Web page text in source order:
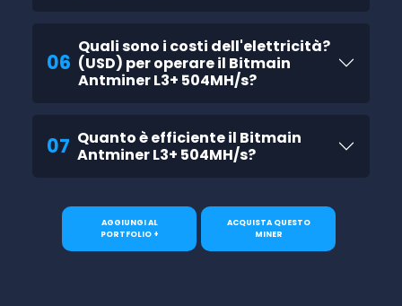
06
Quali sono i costi dell'elettricità?
(USD) per operare il Bitmain
Antminer L3+ 504MH/s?
07 Quanto è efficiente il Bitmain
Antminer L3+ 504MH/s?
AGGIUNGI AL
PORTFOLIO +
ACQUISTA QUESTO
MINER